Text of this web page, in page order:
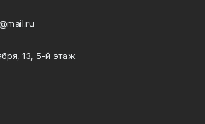
13, 5-й этаж